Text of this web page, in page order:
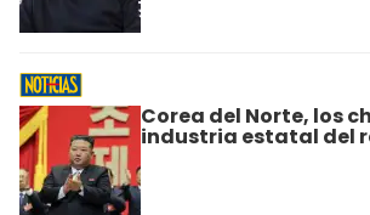
Corea del Norte, los
industria estatal del